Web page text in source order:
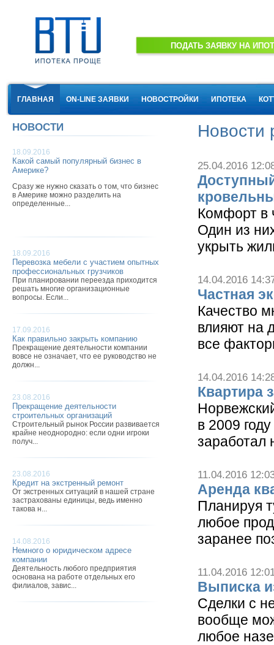
ГЛАВНАЯ ON-LINE ЗАЯВКИ НОВОСТРОЙКИ ИПОТЕКА
СТРАХОВАНИЕ НЕДВИЖИМОСТИ
НОВОСТИ
18.09.2016
Какой самый популярный бизнес в
Америке?
Сразу же нужно сказать о том, что бизнес
в Америке можно разделить на
определенные...
18.09.2016
Перевозка мебели с участием опытных
профессиональных грузчиков
При планировании переезда приходится
решать многие организационные
вопросы. Если...
17.09.2016
Как правильно закрыть компанию
Прекращение деятельности компании
вовсе не означает, что ее руководство не
должн...
23.08.2016
Прекращение деятельности
строительных организаций
Строительный рынок России развивается
крайне неоднородно: если одни игроки
получ...
23.08.2016
Кредит на экстренный ремонт
От экстренных ситуаций в нашей стране
застрахованы единицы, ведь именно
такова н...
14.08.2016
Немного о юридическом адресе
компании
Деятельность любого предприятия
основана на работе отдельных его
филиалов, завис...
Новости
25.04.2016
Комфорт в
Один из
укрыть
14.04.2016
Частная
Качество
влияют на
все
14.04.2016
Квартира
в 2009
заработал
11.04.2016
Аренда
Планируя
любое
заранее
11.04.2016
Выписка
Сделки с
вообще
любое